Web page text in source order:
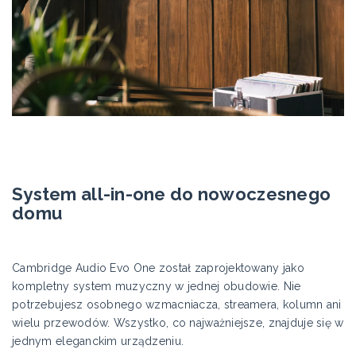
System all-in-one do nowoczesnego
domu
Cambridge Audio Evo One został zaprojektowany jako
kompletny system muzyczny w jednej obudowie. Nie
potrzebujesz osobnego wzmacniacza, streamera, kolumn ani
wielu przewodów. Wszystko, co najważniejsze, znajduje się w
jednym eleganckim urządzeniu.